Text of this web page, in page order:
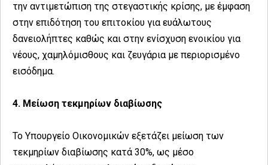
την αντιμετώπιση της στεγαστικής κρίσης, με έμφαση
στην επιδότηση του επιτοκίου για ευάλωτους
δανειολήπτες καθώς και στην ενίσχυση ενοικίου για
νέους, χαμηλόμισθους και ζευγάρια με περιορισμένο
εισόδημα.
4. Μείωση τεκμηρίων διαβίωσης
Το Υπουργείο Οικονομικών εξετάζει μείωση των
τεκμηρίων διαβίωσης κατά 30%, ως μέσο